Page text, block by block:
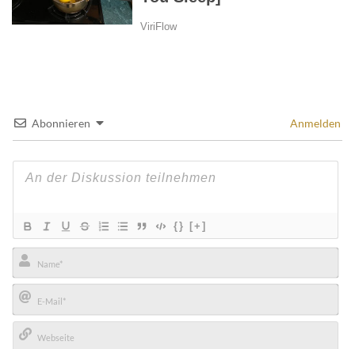
Abonnieren Anmelden
{} [+]
Name*
E-
Mail*